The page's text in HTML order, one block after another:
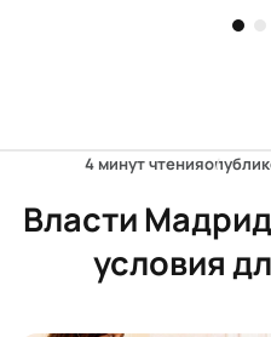
4 минут чтения
Власти
условия